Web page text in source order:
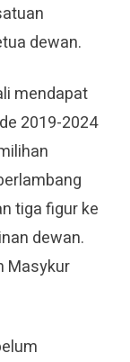
dewan.
mendapat
2019-2024
tiga figur ke
dewan.
Masykur